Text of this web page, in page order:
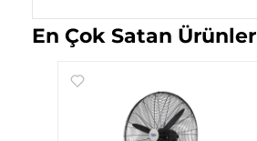
En Çok Satan Ürünler